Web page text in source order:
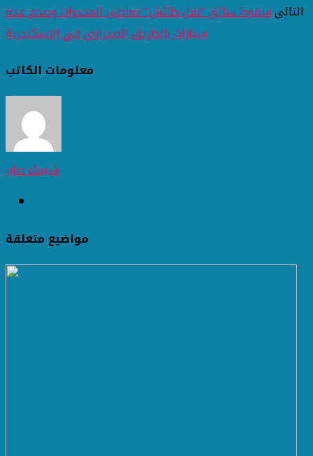
التالىسقوط سائق "نقل طائش" تعاطى المخدرات وصدم عدة
سيارات بالطريق الصحراوي في الإسكندرية
معلومات الكاتب
شيماء صابر
مواضيع متعلقة